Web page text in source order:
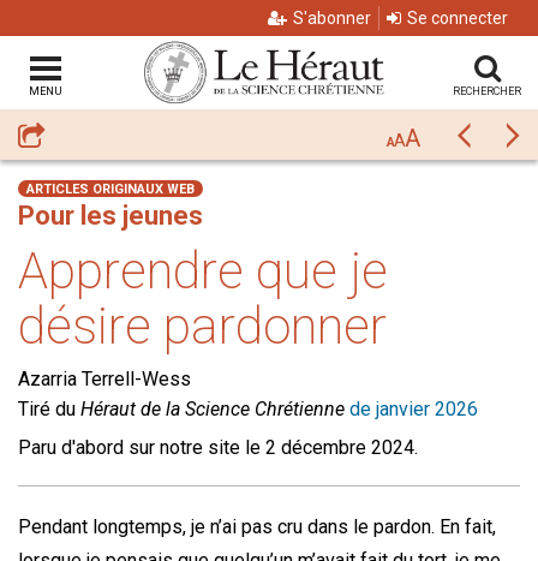
S'abonner Se connecter
MENU RECHERCHER
Partager AAA
ARTICLES ORIGINAUX WEB
Pour les jeunes
Apprendre que je
désire pardonner
Azarria Terrell-Wess
Tiré du Héraut de la Science Chrétienne de janvier 2026
Paru d'abord sur notre site le 2 décembre 2024.
Pendant longtemps, je n’ai pas cru dans le pardon. En fait,